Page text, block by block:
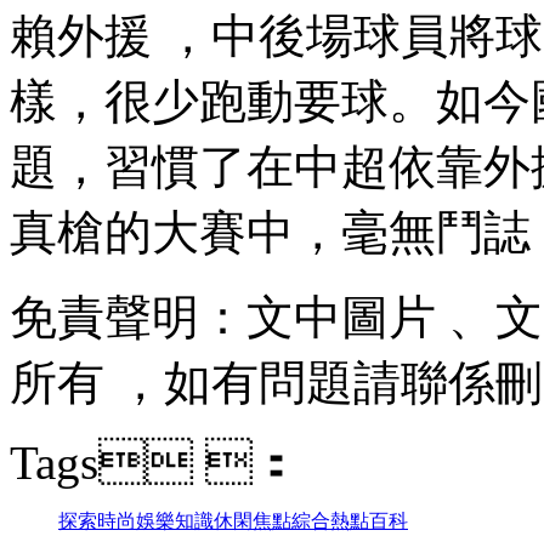
賴外援 ，中後場球員將
樣 ，很少跑動要球
題，習慣了在中超依
真槍的大賽中，毫無鬥誌
免責聲明：文中圖片 
所有 ，如有問題請聯係刪除
Tags ：
探索時尚娛樂知識休閑焦點綜合熱點百科